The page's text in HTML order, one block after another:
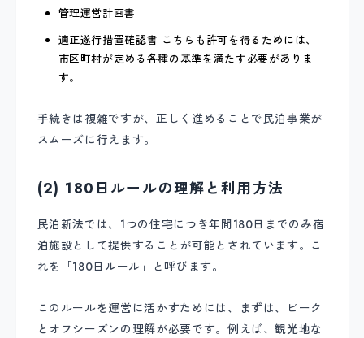
管理運営計画書
適正遂行措置確認書 こちらも許可を得るためには、
市区町村が定める各種の基準を満たす必要がありま
す。
手続きは複雑ですが、正しく進めることで民泊事業が
スムーズに行えます。
(2) 180日ルールの理解と利用方法
民泊新法では、1つの住宅につき年間180日までのみ宿
泊施設として提供することが可能とされています。こ
れを「180日ルール」と呼びます。
このルールを運営に活かすためには、まずは、ピーク
とオフシーズンの理解が必要です。例えば、観光地な